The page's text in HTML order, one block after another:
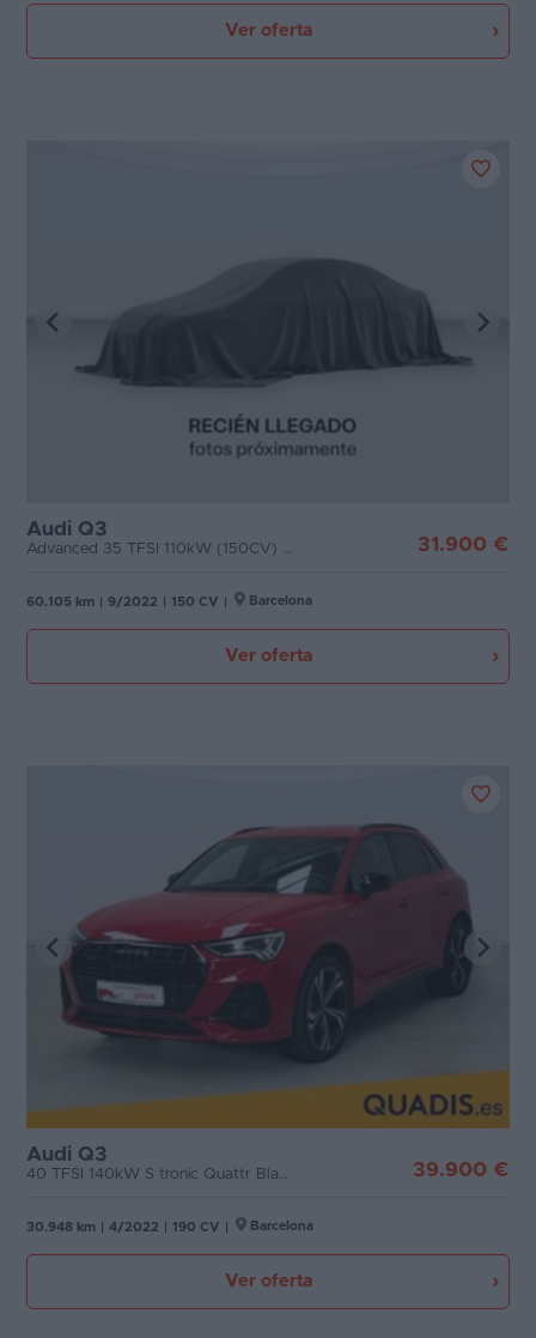
Ver oferta
Audi Q3
Advanced 35 TFSI 110kW (150CV) S tronic 31.900 €
60.105 km 9/2022 150 CV Barcelona
Ver oferta
Audi Q3
40 TFSI 140kW S tronic Quattr Black Line 39.900 €
30.948 km 4/2022 190 CV Barcelona
Ver oferta